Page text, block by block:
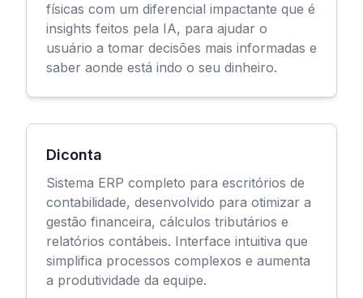
físicas com um diferencial impactante que é
insights feitos pela IA, para ajudar o
usuário a tomar decisões mais informadas e
saber aonde está indo o seu dinheiro.
Diconta
Sistema ERP completo para escritórios de
contabilidade, desenvolvido para otimizar a
gestão financeira, cálculos tributários e
relatórios contábeis. Interface intuitiva que
simplifica processos complexos e aumenta
a produtividade da equipe.